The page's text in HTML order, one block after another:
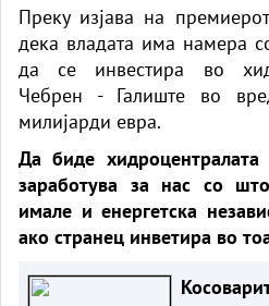
Преку изјава на
дека владата има намера
да се инвестира во
Чебрен - Галиште во
милијарди евра.
Да биде
заработува за нас со
имале и енергетска
ако странец инветира во